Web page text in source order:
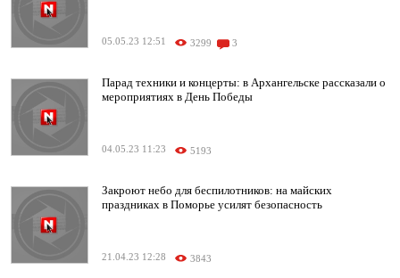
05.05.23 12:51 3299 3
Парад техники и концерты: в Архангельске рассказали о
мероприятиях в День Победы
04.05.23 11:23 5193
Закроют небо для беспилотников: на майских
праздниках в Поморье усилят безопасность
21.04.23 12:28 3843